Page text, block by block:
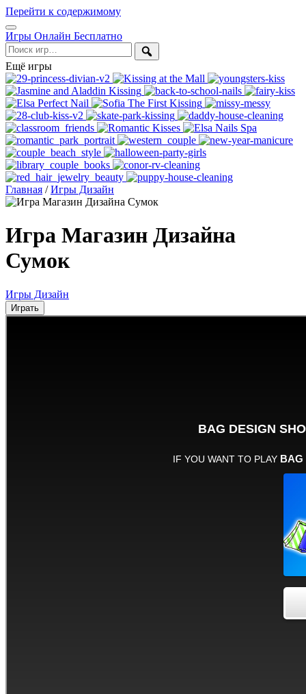
Перейти к содержимому
Открыть
меню
Игры Онлайн Бесплатно
Поиск
Ещё игры
Главная / Игры Дизайн
Игра Магазин Дизайна
Сумок
Игры Дизайн
Играть